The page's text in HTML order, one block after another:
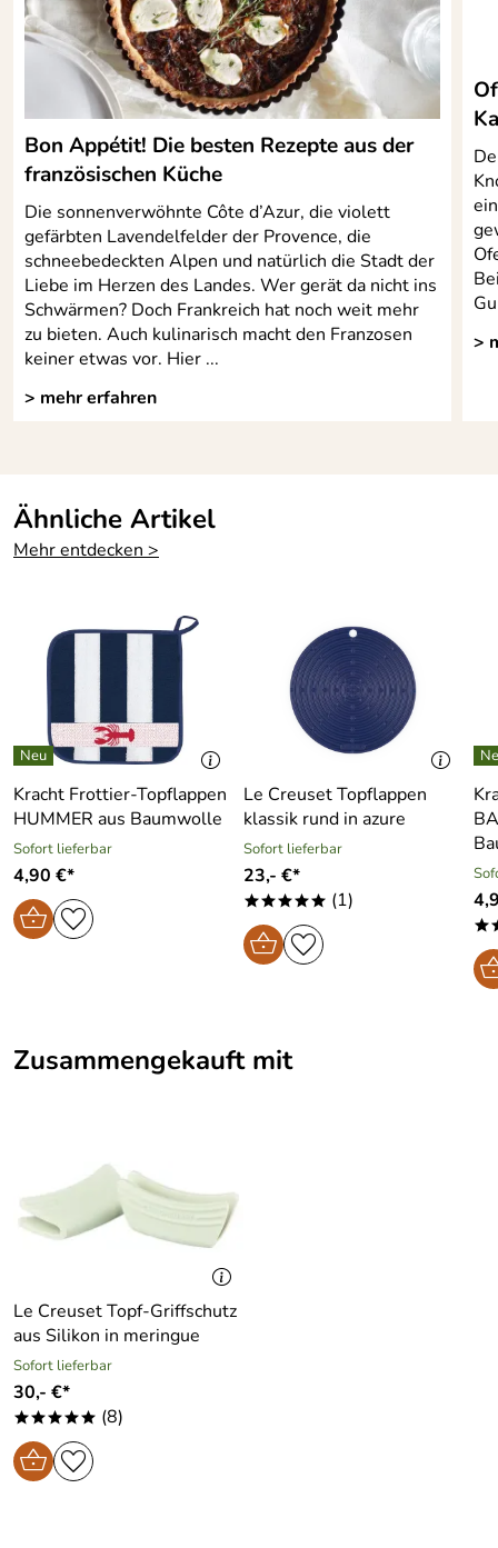
Bon Appétit! Die besten Rezepte aus der
französischen Küche
Die sonnenverwöhnte Côte d’Azur, die violett
gefärbten Lavendelfelder der Provence, die
schneebedeckten Alpen und natürlich die Stadt der
Liebe im Herzen des Landes. Wer gerät da nicht ins
Schwärmen? Doch Frankreich hat noch weit mehr
zu bieten. Auch kulinarisch macht den Franzosen
keiner etwas vor. Hier ...
> mehr erfahren
>
Ähnliche Artikel
Mehr entdecken >
Kracht Frottier-Topflappen
HUMMER aus Baumwolle
Sofort lieferbar
4,90 €*
Le Creuset Topflappen
klassik rund in azure
Sofort lieferbar
23,- €*
***** (1)
Zusammengekauft mit
Le Creuset Topf-Griffschutz
aus Silikon in meringue
Sofort lieferbar
30,- €*
***** (8)